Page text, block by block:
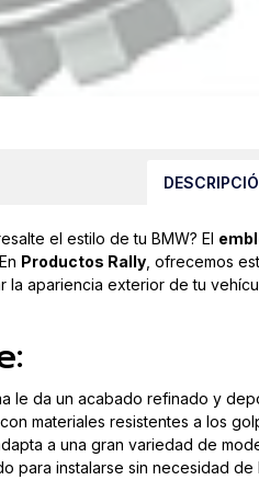
el estilo de tu BMW? El
Productos Rally , ofrecemos
la apariencia exterior de tu
le da un acabado refinado y
materiales resistentes a los
a una gran variedad de
para instalarse sin necesidad